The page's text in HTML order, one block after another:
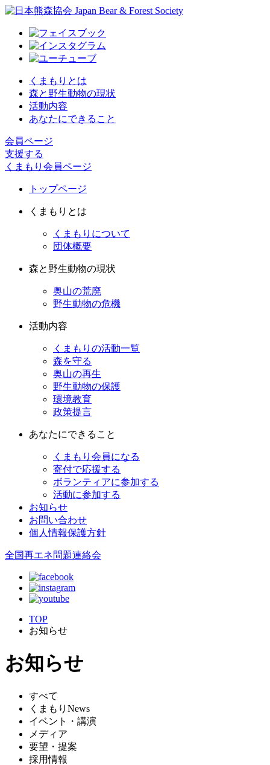
くまもりとは
森と野生動物の現状
活動内容
あなたにできること
会員ページ
支援する
くまもり会員ページ
トップページ
くまもりとは
くまもりについて
団体概要
森と野生動物の現状
奥山の荒廃
野生動物の危機
活動内容
くまもりの活動一覧
森を守る
奥山の再生
野生動物の保護
環境教育
政策提言
あなたにできること
くまもり会員になる
寄付で応援する
ボランティアに参加する
活動に参加する
お知らせ
お問い合わせ
個人情報保護方針
全国再エネ問題連絡会
TOP
お知らせ
お知らせ
すべて
くまもりNews
イベント・講演
メディア
要望・提案
採用情報